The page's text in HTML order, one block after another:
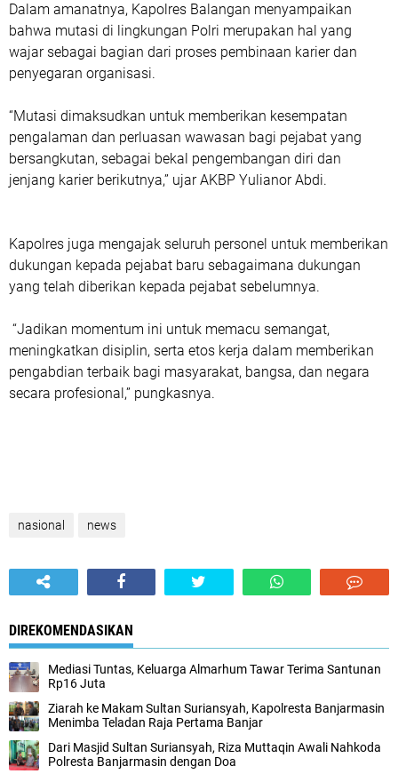
Dalam amanatnya, Kapolres Balangan menyampaikan
bahwa mutasi di lingkungan Polri merupakan hal yang
wajar sebagai bagian dari proses pembinaan karier dan
penyegaran organisasi.
“Mutasi dimaksudkan untuk memberikan kesempatan
pengalaman dan perluasan wawasan bagi pejabat yang
bersangkutan, sebagai bekal pengembangan diri dan
jenjang karier berikutnya,” ujar AKBP Yulianor Abdi.
Kapolres juga mengajak seluruh personel untuk memberikan
dukungan kepada pejabat baru sebagaimana dukungan
yang telah diberikan kepada pejabat sebelumnya.
“Jadikan momentum ini untuk memacu semangat,
meningkatkan disiplin, serta etos kerja dalam memberikan
pengabdian terbaik bagi masyarakat, bangsa, dan negara
secara profesional,” pungkasnya.
nasional news
DIREKOMENDASIKAN
Mediasi Tuntas, Keluarga Almarhum Tawar Terima Santunan
Rp16 Juta
Ziarah ke Makam Sultan Suriansyah, Kapolresta Banjarmasin
Menimba Teladan Raja Pertama Banjar
Dari Masjid Sultan Suriansyah, Riza Muttaqin Awali Nahkoda
Polresta Banjarmasin dengan Doa